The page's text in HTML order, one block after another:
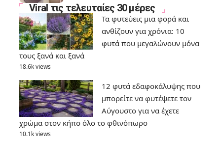
Viral τις τελευταίες 30 μέρες
Τα φυτεύεις μια φορά και
ανθίζουν για χρόνια: 10
φυτά που μεγαλώνουν μόνα
τους ξανά και ξανά
18.6k views
12 φυτά εδαφοκάλυψης που
μπορείτε να φυτέψετε τον
Αύγουστο για να έχετε
χρώμα στον κήπο όλο το φθινόπωρο
10.1k views